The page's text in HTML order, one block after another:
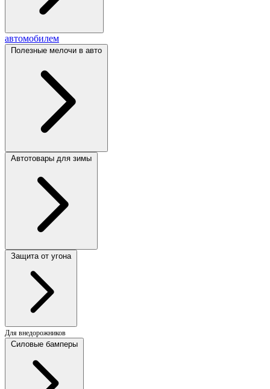
автомобилем
Полезные мелочи в авто
Автотовары для зимы
Защита от угона
Для внедорожников
Силовые бамперы